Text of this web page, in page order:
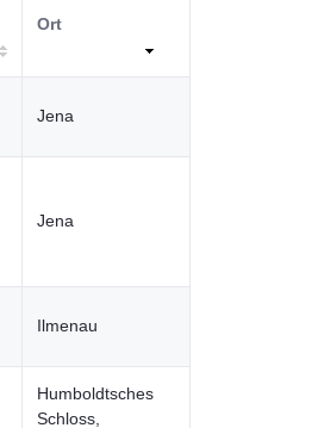
Ort
Jena
Jena
Ilmenau
Humboldtsches
Schloss,